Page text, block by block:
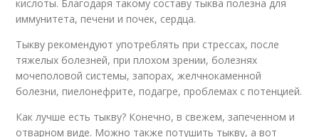
кислоты. Благодаря такому составу тыква полезна для
иммунитета, печени и почек, сердца.
Тыкву рекомендуют употреблять при стрессах, после
тяжелых болезней, при плохом зрении, болезнях
мочеполовой системы, запорах, желчнокаменной
болезни, пиелонефрите, подагре, проблемах с потенцией.
Как лучше есть тыкву? Конечно, в свежем, запеченном и
отварном виде. Можно также потушить тыкву, а вот